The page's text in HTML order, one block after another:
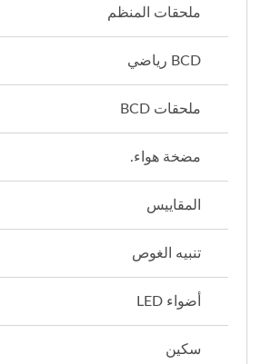
ملحقات المنظم
BCD رياضي
ملحقات BCD
مضخة هواء.
المقاييس
تنبيه الغوص
أضواء LED
سكين